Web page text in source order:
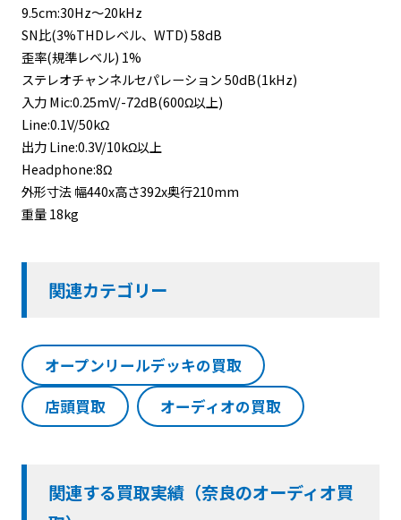
9.5cm:30Hz～20kHz
SN比(3%THDレベル、WTD) 58dB
歪率(規準レベル) 1%
ステレオチャンネルセパレーション 50dB(1kHz)
入力 Mic:0.25mV/-72dB(600Ω以上)
Line:0.1V/50kΩ
出力 Line:0.3V/10kΩ以上
Headphone:8Ω
外形寸法 幅440x高さ392x奥行210mm
重量 18kg
関連カテゴリー
オープンリールデッキの買取
店頭買取
オーディオの買取
関連する買取実績（奈良のオーディオ買